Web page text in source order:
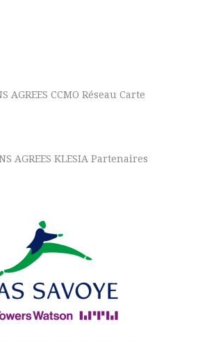
AGREES CCMO Réseau Carte
AGREES KLESIA Partenaires